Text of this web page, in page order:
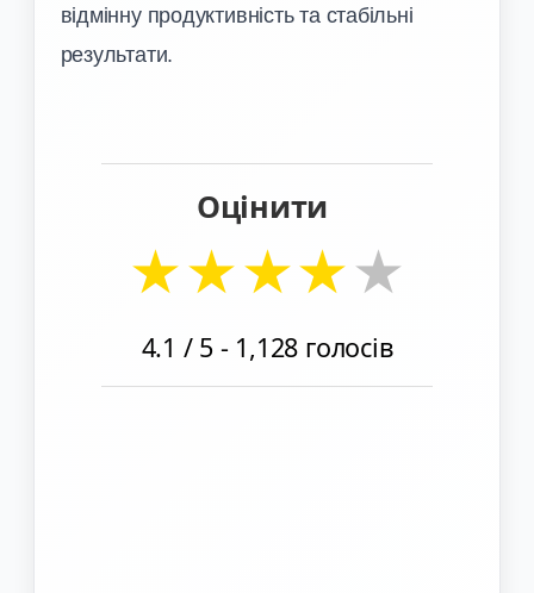
відмінну продуктивність та стабільні
результати.
Оцінити
★★★★★
4.1 / 5 - 1,128 голосів